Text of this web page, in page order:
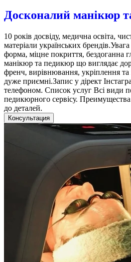
Досконалий манікюр
10 років досвіду, медична освіта,
матеріали українських
форма, міцне покриття, бездоганна
манікюр та педикюр що виглядає
френч, вирівнювання, укріплення та
дуже приємні.Запис у дірект
телефоном. Список услуг Всі види
педикюрного сервісу.
до деталей.
Консультация